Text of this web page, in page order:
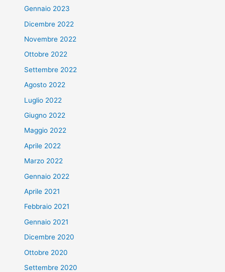
Gennaio 2023
Dicembre 2022
Novembre 2022
Ottobre 2022
Settembre 2022
Agosto 2022
Luglio 2022
Giugno 2022
Maggio 2022
Aprile 2022
Marzo 2022
Gennaio 2022
Aprile 2021
Febbraio 2021
Gennaio 2021
Dicembre 2020
Ottobre 2020
Settembre 2020